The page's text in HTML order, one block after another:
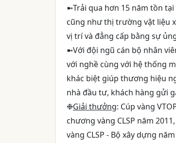
➼Trải qua hơn 15 năm tồn
cũng như thị trường vật liệu
vị trí và đẳng cấp bằng sự
➼Với đội ngũ cán bộ nhân
với nghề cùng với hệ thống
khác biệt giúp thương hiệu
nhà đầu tư, khách hàng gửi
❉Giải thưởng: Cúp vàng
chương vàng CLSP năm
vàng CLSP - Bộ xây dựng